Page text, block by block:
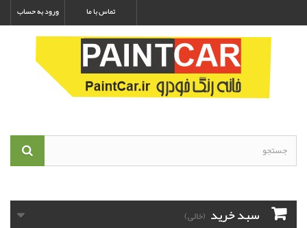
ورود به حساب تماس با ما
سبد خرید (خالی)